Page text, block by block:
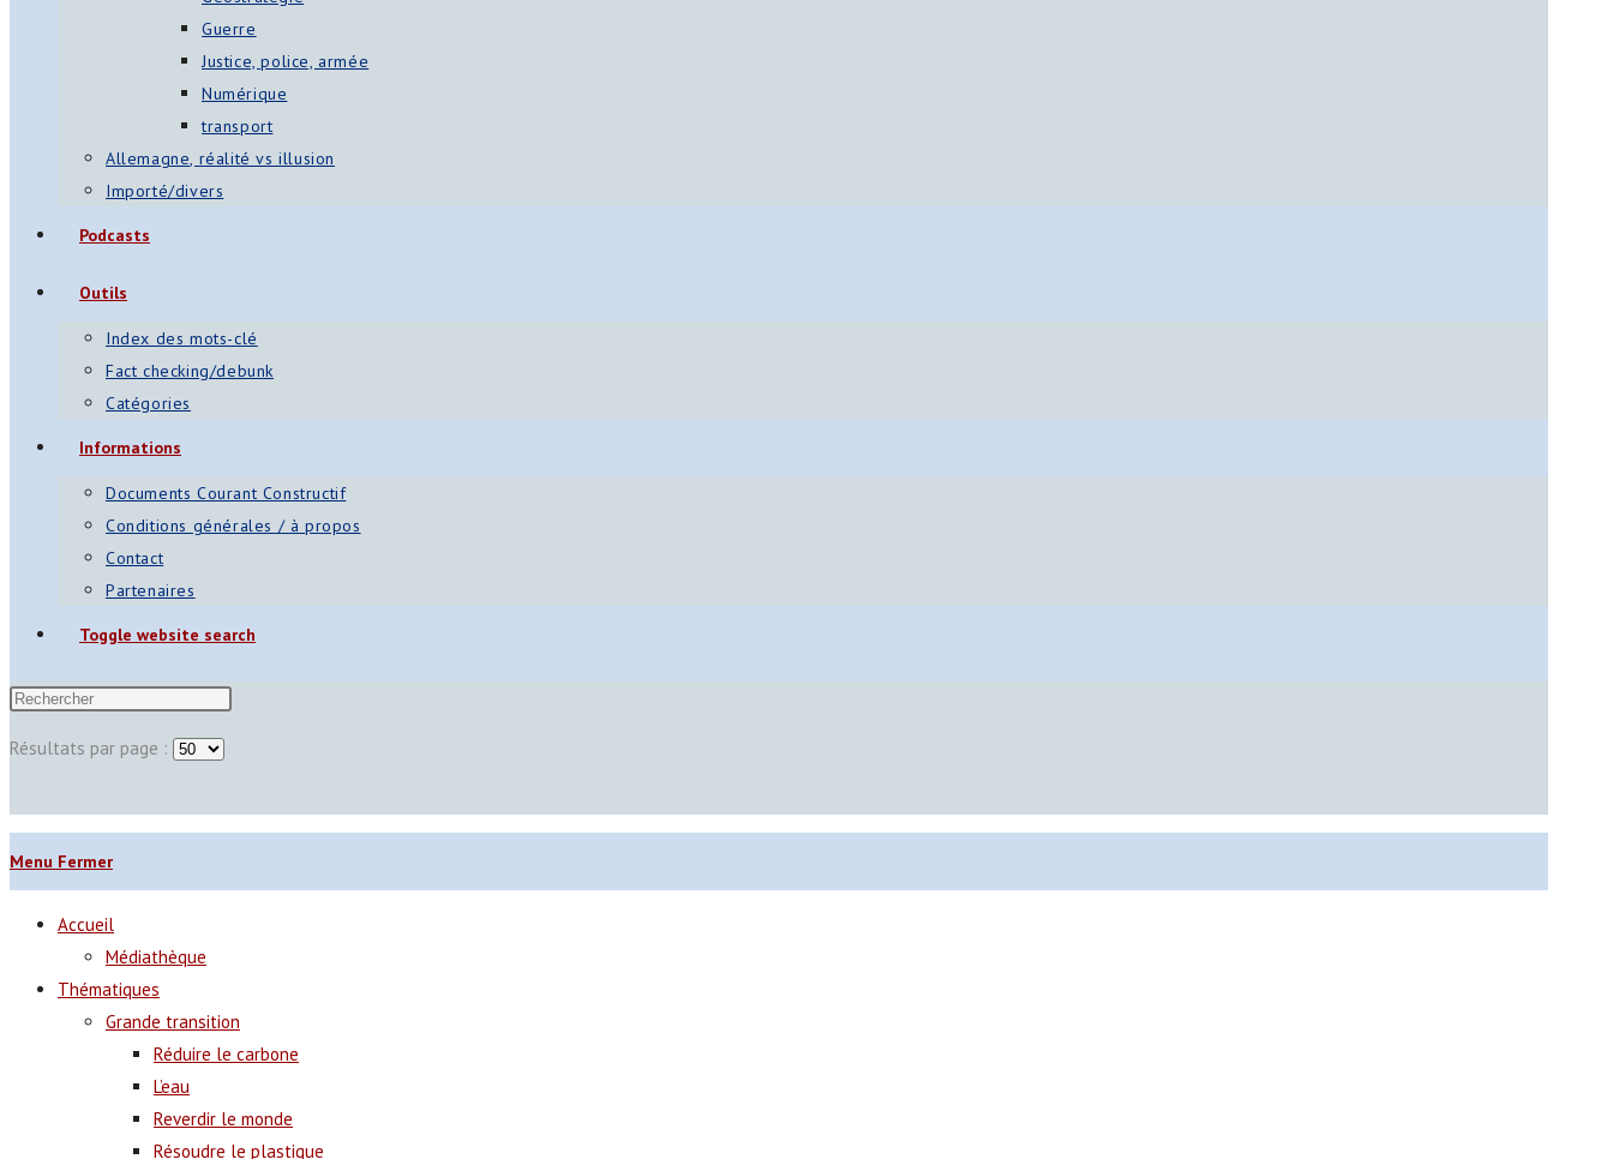
Guerre
Justice, police, armée
Numérique
transport
Allemagne, réalité vs illusion
Importé/divers
Podcasts
Outils
Index des mots-clé
Fact checking/debunk
Catégories
Informations
Documents Courant Constructif
Conditions générales / à propos
Contact
Partenaires
Toggle website search
Résultats par page :
Menu Fermer
Accueil
Médiathèque
Thématiques
Grande transition
Réduire le carbone
L’eau
Reverdir le monde
Résoudre le plastique